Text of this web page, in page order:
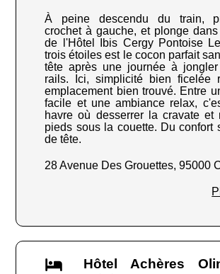
À peine descendu du train,
crochet à gauche, et plonge
de l'Hôtel Ibis Cergy Pontoise
trois étoiles est le cocon parfait
tête après une journée à
rails. Ici, simplicité bien ficelée
emplacement bien trouvé. Entre
facile et une ambiance relax,
havre où desserrer la cravate et
pieds sous la couette. Du confort
de tête.
28 Avenue Des Grouettes, 95000
Hôtel Achères